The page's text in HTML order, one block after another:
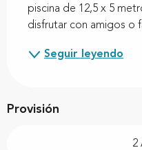
piscina de 12,5 x 5
disfrutar con amigos o
Seguir leyendo
Provisión
2